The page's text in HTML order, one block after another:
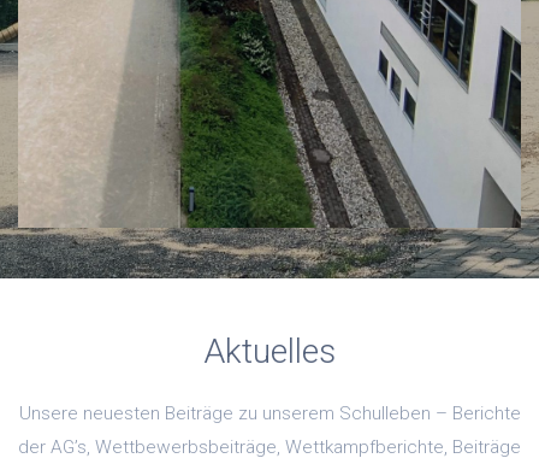
Aktuelles
Unsere neuesten Beiträge zu unserem Schulleben – Berichte
der AG’s, Wettbewerbsbeiträge, Wettkampfberichte, Beiträge